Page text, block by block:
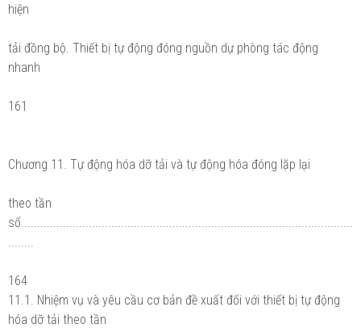
hiện
tải đồng bộ. Thiết bị tự động đóng nguồn dự phòng tác động
nhanh
161
Chương 11. Tự động hóa dỡ tải và tự động hóa đóng lặp lại
theo tần
số.......................................................................................................
164
11.1. Nhiệm vụ và yêu cầu cơ bản đề xuất đối với thiết bị tự động
hóa dỡ tải theo tần